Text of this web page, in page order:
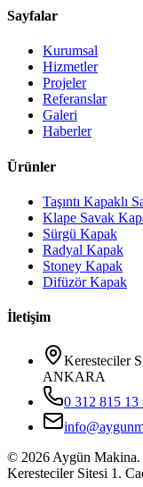
Sayfalar
Kurumsal
Hizmetler
Projeler
Referanslar
Galeri
Haberler
Ürünler
Taşıntı Kapaklı
Klape Savak
Sürgü Kapak
Radyal Kapak
Stoney Kapak
Difüzör Kapak
İletişim
Keresteciler
ANKARA
0 312 815 13
© 2026Aygün Makina.
Keresteciler Sitesi 1.